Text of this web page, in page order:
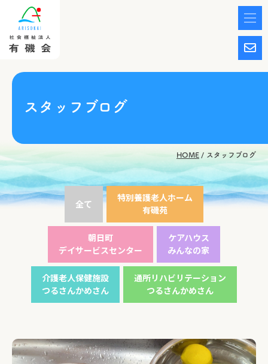
スタッフブログ
HOME スタッフブログ
全て
特別養護老人ホーム
有磯苑
朝日町
デイサービスセンター
ケアハウス
みんなの家
介護老人保健施設
つるさんかめさん
通所リハビリテーション
つるさんかめさん